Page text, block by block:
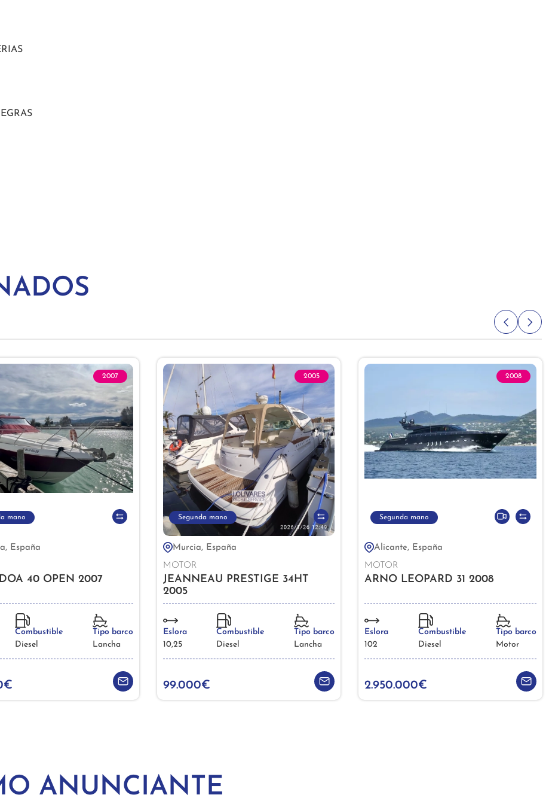
2007
mano
España
40 OPEN 2007
Combustible
Diesel
Tipo barco
Lancha
2005
Segunda mano
Murcia, España
MOTOR
JEANNEAU PRESTIGE 34HT
2005
Eslora
10,25
Combustible
Diesel
Tipo barco
Lancha
99.000€
2008
Segunda mano
Alicante, España
MOTOR
ARNO LEOPARD 31 2008
Eslora
102
Combustible
Diesel
Tipo barco
Motor
2.950.000€
ANUNCIANTE